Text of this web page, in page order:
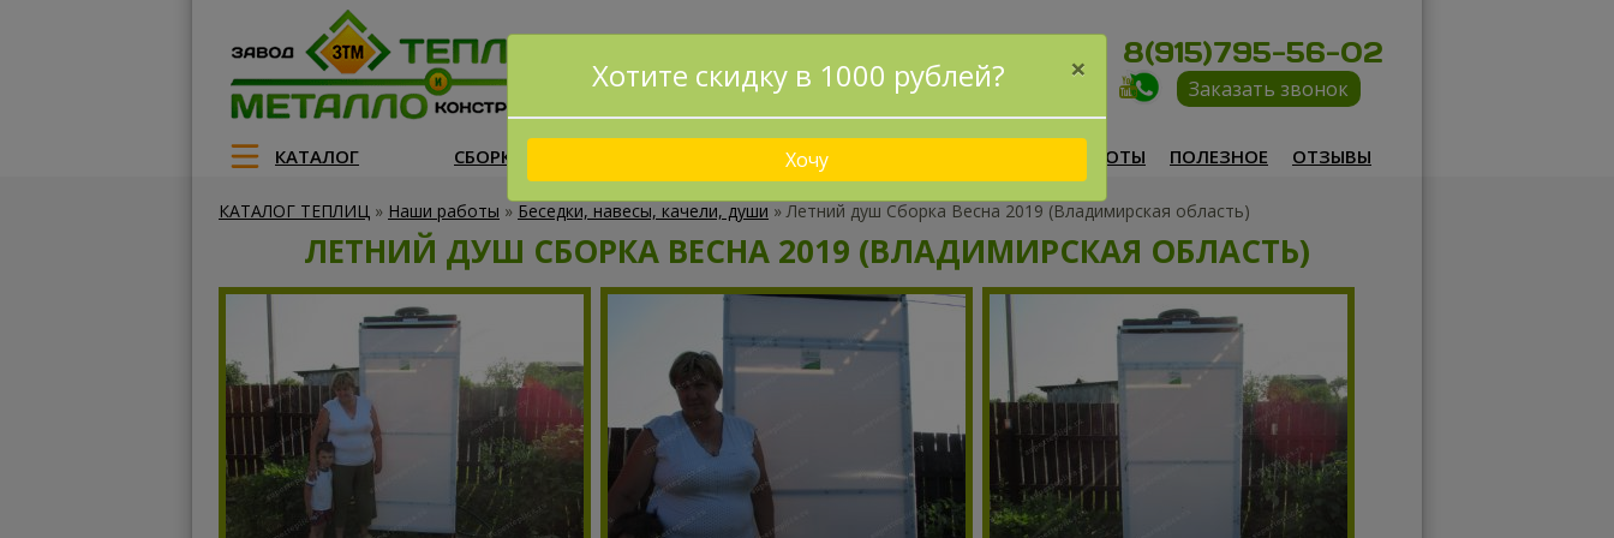
ДОСТАВИМ И УСТАНОВИМ ЗА 1 ДЕНЬ!
8(915)795-56-02
Заказать звонок
КАТАЛОГ СБОРКА КАК ЗАКАЗАТЬ? НАШИ РАБОТЫ ПОЛЕЗНОЕ ОТЗЫВЫ
КАТАЛОГ ТЕПЛИЦ » Наши работы » Беседки, навесы, качели, души »Летний душ Сборка Весна 2019 (Владимирская область)
ЛЕТНИЙ ДУШ СБОРКА ВЕСНА 2019 (ВЛАДИМИРСКАЯ ОБЛАСТЬ)
Хотите скидку в 1000 рублей? ×
Хочу